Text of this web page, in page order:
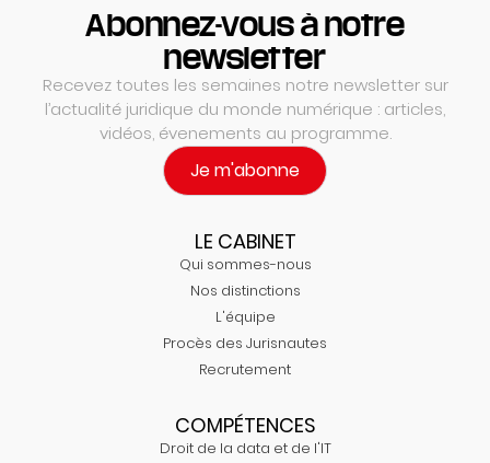
Abonnez-vous à notre
newsletter
Recevez toutes les semaines notre newsletter sur
l’actualité juridique du monde numérique : articles,
vidéos, évenements au programme.
Je m'abonne
LE CABINET
Qui sommes-nous
Nos distinctions
L'équipe
Procès des Jurisnautes
Recrutement
COMPÉTENCES
Droit de la data et de l'IT